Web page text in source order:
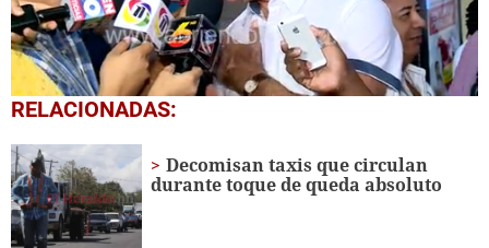
0
seconds
14
seconds
RELACIONADAS:
Decomisan taxis que circulan
durante toque de queda absoluto